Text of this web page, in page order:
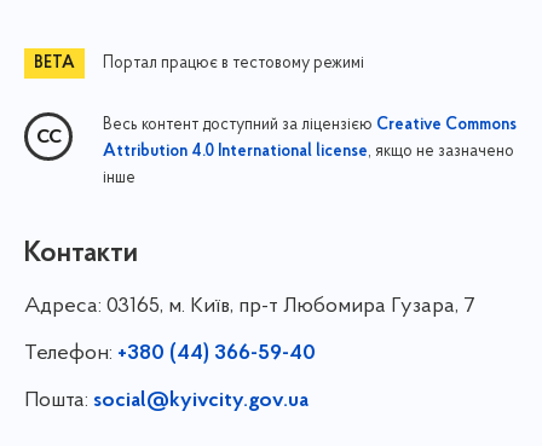
Портал працює в тестовому режимі
Весь контент доступний за ліцензією Creative Commons
Attribution 4.0 International license, якщо не зазначено
інше
Контакти
Адреса: 03165, м. Київ, пр-т Любомира Гузара, 7
Телефон: +380 (44) 366-59-40
Пошта: social@kyivcity.gov.ua